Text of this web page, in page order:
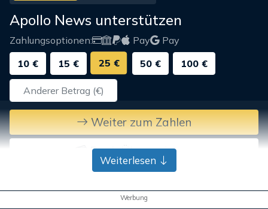
Apollo News unterstützen
Zahlungsoptionen: Pay
Pay
10 €
15 € 25 € 50 € 100 €
Weiter zum Zahlen
Bank-Überweisung
Weiterlesen
Werbung